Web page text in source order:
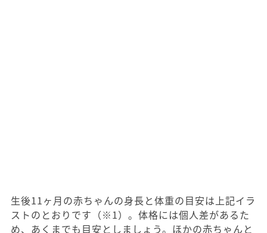
生後11ヶ月の赤ちゃんの身長と体重の目安は上記イラ
ストのとおりです（※1）。体格には個人差があるた
め、あくまでも目安としましょう。ほかの赤ちゃんと